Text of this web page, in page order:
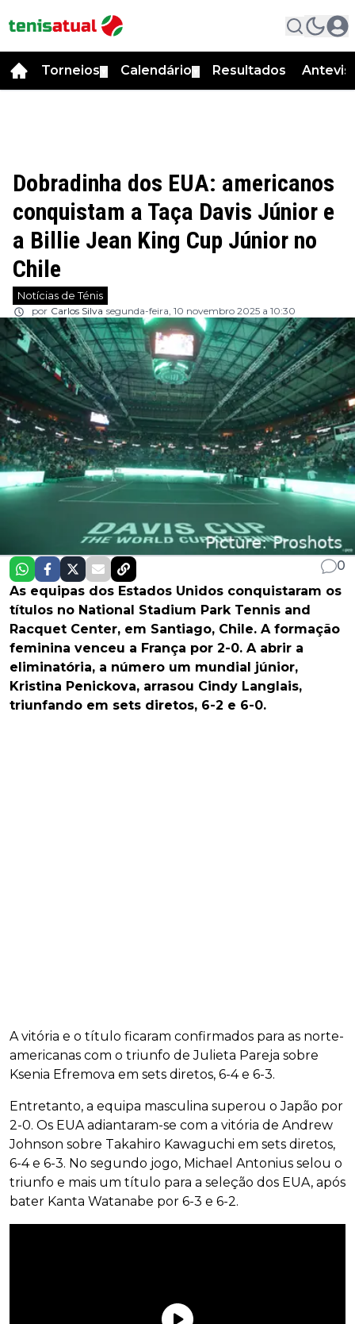
Torneios Calendário Resultados
Dobradinha dos EUA: americanos
conquistam a Taça Davis Júnior e
a Billie Jean King Cup Júnior no
Chile
Notícias de Ténis
por Carlos Silva segunda-feira, 10 novembro 2025 a 10:30
0
As equipas dos Estados Unidos conquistaram os
títulos no National Stadium Park Tennis and
Racquet Center, em Santiago, Chile. A formação
feminina venceu a França por 2-0. A abrir a
eliminatória, a número um mundial júnior,
Kristina Penickova, arrasou Cindy Langlais,
triunfando em sets diretos, 6-2 e 6-0.
A vitória e o título ficaram confirmados para as norte-
americanas com o triunfo de Julieta Pareja sobre
Ksenia Efremova em sets diretos, 6-4 e 6-3.
Entretanto, a equipa masculina superou o Japão por
2-0. Os EUA adiantaram-se com a vitória de Andrew
Johnson sobre Takahiro Kawaguchi em sets diretos,
6-4 e 6-3. No segundo jogo, Michael Antonius selou o
triunfo e mais um título para a seleção dos EUA, após
bater Kanta Watanabe por 6-3 e 6-2.